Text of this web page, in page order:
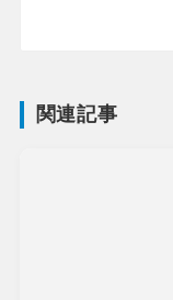
関連記事